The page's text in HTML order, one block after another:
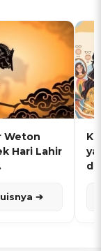
Weton
Hari Lahir
➔